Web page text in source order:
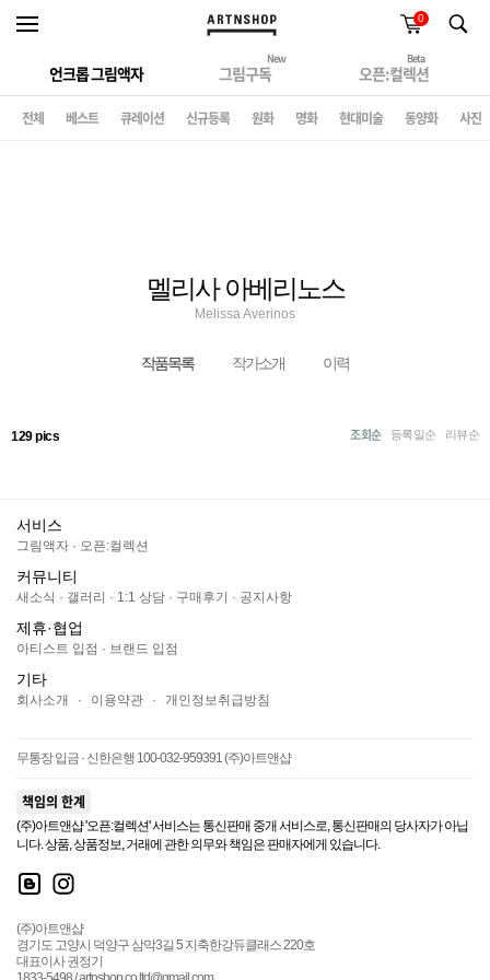
0
언크롭 그림액자
New
그림구독
Beta
오픈:컬렉션
전체 베스트 큐레이션 신규등록 원화 명화 현대미술 동양화 사진
멜리사 아베리노스
Melissa Averinos
작품목록 작가소개 이력
129 pics 조회순 등록일순 리뷰순
서비스
그림액자 · 오픈:컬렉션
커뮤니티
새소식 · 갤러리 · 1:1 상담 · 구매후기 · 공지사항
제휴·협업
아티스트 입점 · 브랜드 입점
기타
회사소개 · 이용약관 · 개인정보취급방침
무통장 입금 · 신한은행 100-032-959391 (주)아트앤샵
책임의 한계
(주)아트앤샵 '오픈:컬렉션' 서비스는 통신판매 중개 서비스로, 통신판매의 당사자가 아닙
니다. 상품, 상품정보, 거래에 관한 의무와 책임은 판매자에게 있습니다.
(주)아트앤샵
경기도 고양시 덕양구 삼막3길 5 지축한강듀클래스 220호
대표이사 권정기